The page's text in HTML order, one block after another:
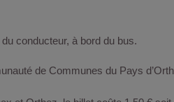
conducteur, à bord du bus.
de Communes du Pays